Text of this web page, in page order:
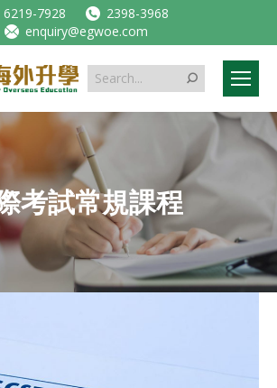
6219-7928
2398-3968
enquiry@egwoe.com
Search:
考試常規課程